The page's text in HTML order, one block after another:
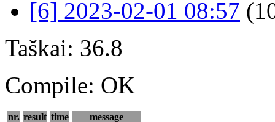
[6] 2023-02-01 08:57
Taškai: 36.8
Compile: OK
nr. result time
message